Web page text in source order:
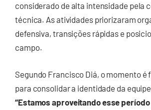
considerado de alta intensidade pela
técnica. As atividades priorizaram
defensiva, transições rápidas e
campo.
Segundo Francisco Diá, o momento é
para consolidar a identidade da
“Estamos aproveitando esse